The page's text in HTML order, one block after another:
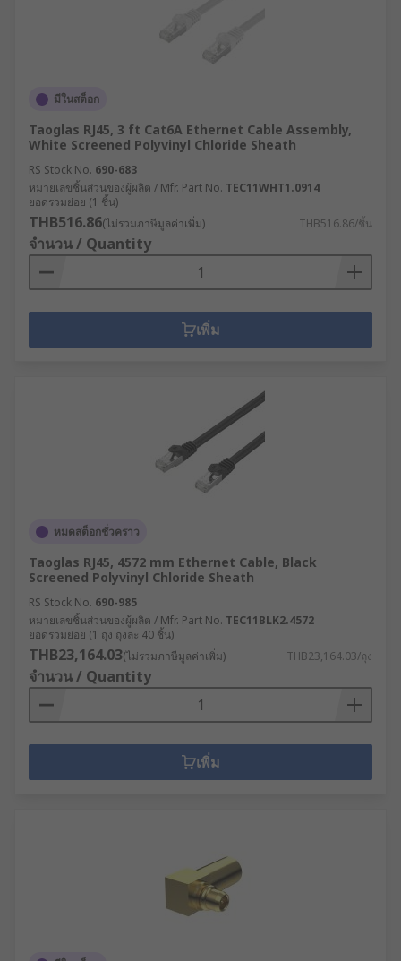
มีในสต็อก
Taoglas RJ45, 3 ft Cat6A Ethernet Cable Assembly,
White Screened Polyvinyl Chloride Sheath
RS Stock No. 690-683
หมายเลขชิ้นส่วนของผู้ผลิต / Mfr. Part No. TEC11WHT1.0914
ยอดรวมย่อย (1 ชิ้น)
THB516.86(ไม่รวมภาษีมูลค่าเพิ่ม) THB516.86/ชิ้น
จำนวน / Quantity
เพิ่ม
หมดสต็อกชั่วคราว
Taoglas RJ45, 4572 mm Ethernet Cable, Black
Screened Polyvinyl Chloride Sheath
RS Stock No. 690-985
หมายเลขชิ้นส่วนของผู้ผลิต / Mfr. Part No. TEC11BLK2.4572
ยอดรวมย่อย (1 ถุง ถุงละ 40 ชิ้น)
THB23,164.03(ไม่รวมภาษีมูลค่าเพิ่ม) THB23,164.03/ถุง
จำนวน / Quantity
เพิ่ม